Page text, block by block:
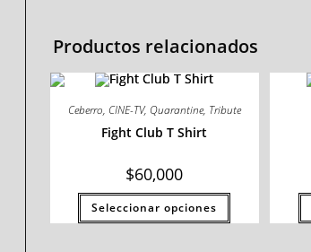
Productos relacionados
Ceberro, CINE-TV, Quarantine, Tribute
Fight Club T Shirt
$60,000
Seleccionar opciones